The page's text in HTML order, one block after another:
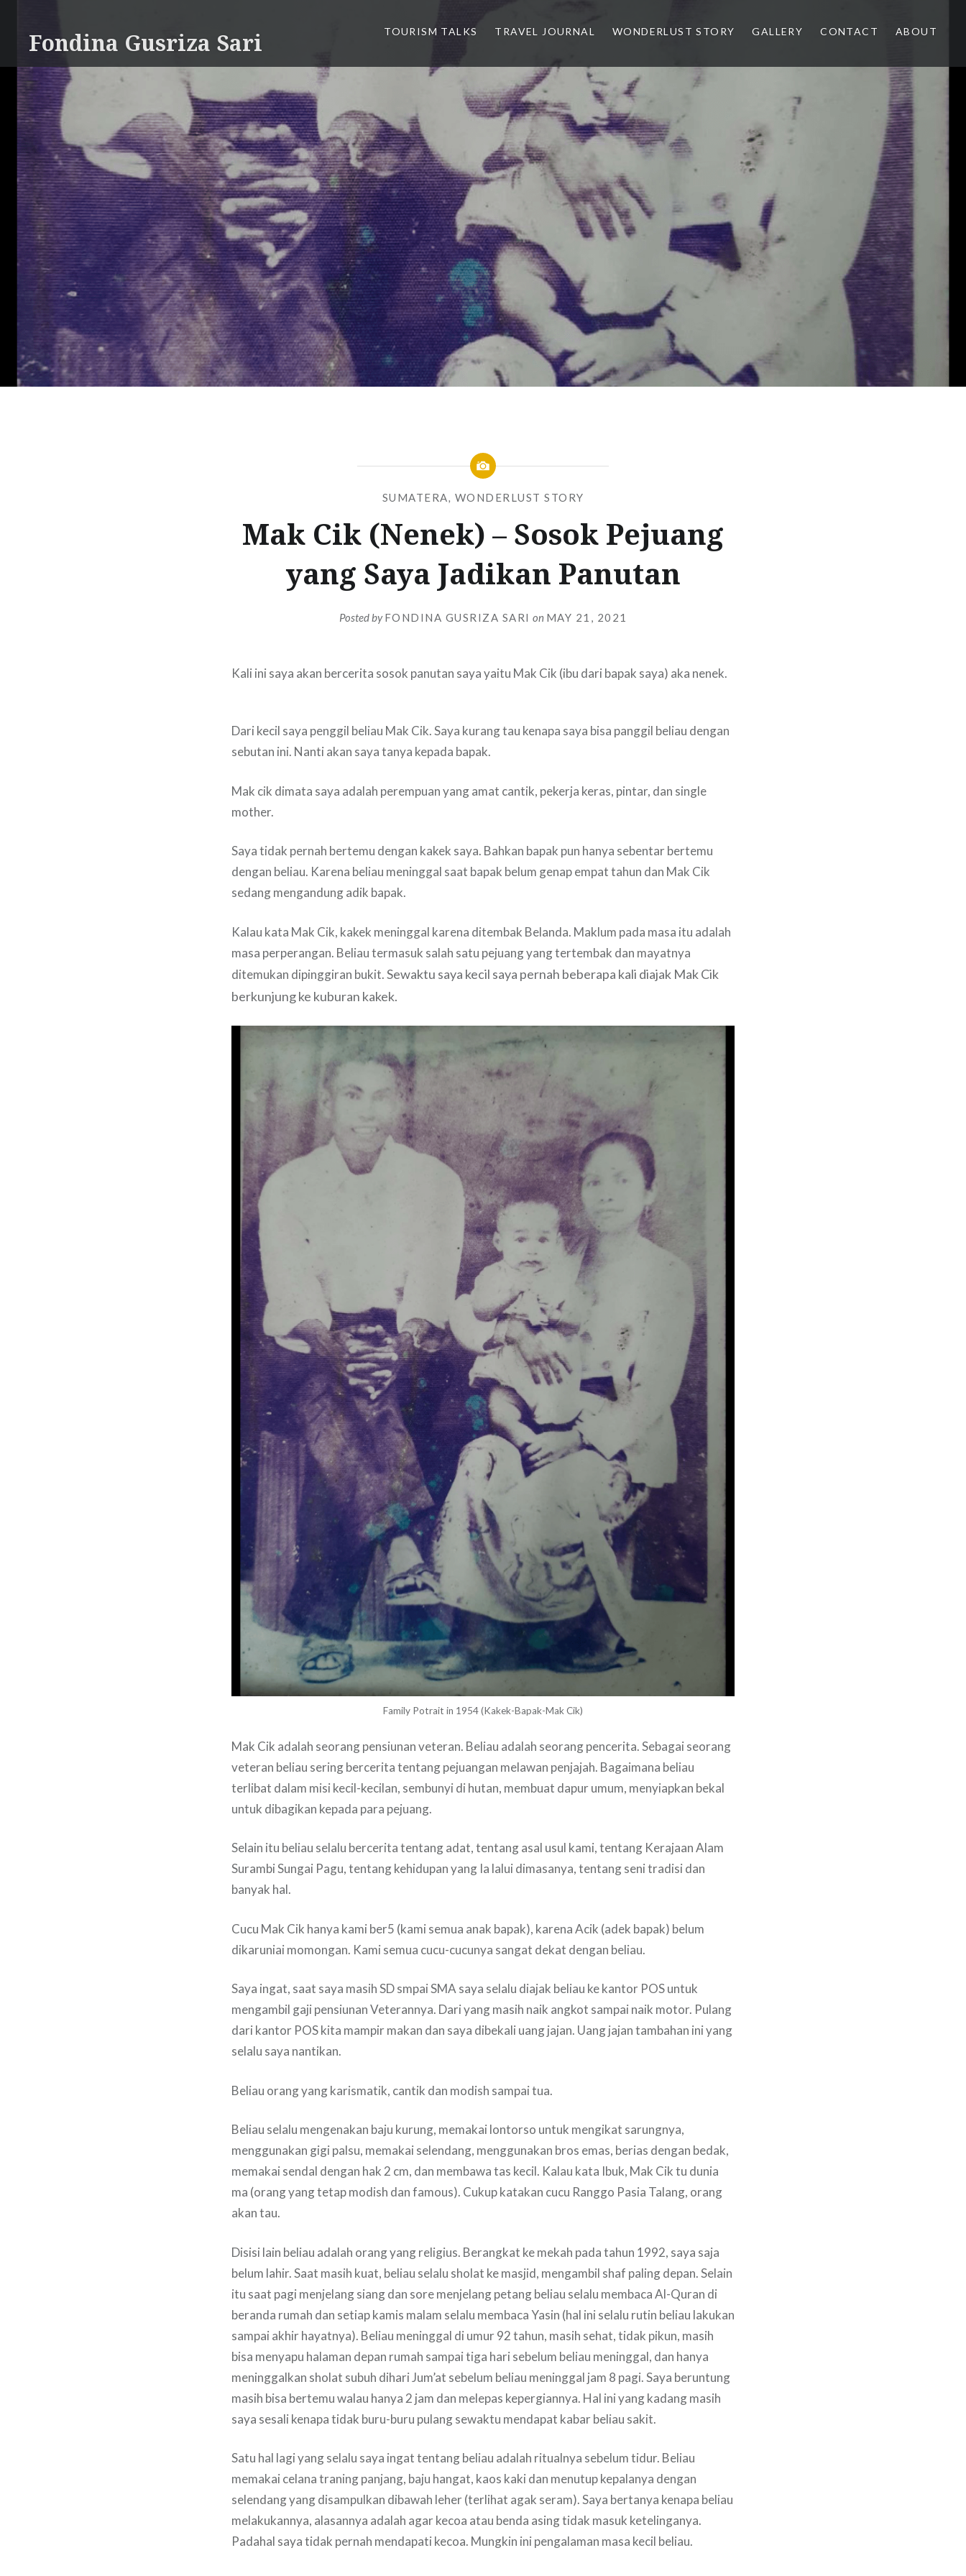
contentFondina Gusriza Sari TOURISM TALKS TRAVEL JOURNAL WONDERLUST STORY GALLERY CONTACT ABOUT
SUMATERA WONDERLUST STORY
Mak Cik (Nenek) – Sosok Pejuang
yang Saya Jadikan Panutan
Posted byFONDINA GUSRIZA SARI on MAY 21, 2021
Kali ini saya akan bercerita sosok panutan saya yaitu Mak Cik (ibu dari bapak saya) aka nenek.
Dari kecil saya penggil beliau Mak Cik. Saya kurang tau kenapa saya bisa panggil beliau dengan
sebutan ini. Nanti akan saya tanya kepada bapak.
Mak cik dimata saya adalah perempuan yang amat cantik, pekerja keras, pintar, dan single
mother.
Saya tidak pernah bertemu dengan kakek saya. Bahkan bapak pun hanya sebentar bertemu
dengan beliau. Karena beliau meninggal saat bapak belum genap empat tahun dan Mak Cik
sedang mengandung adik bapak.
Kalau kata Mak Cik, kakek meninggal karena ditembak Belanda. Maklum pada masa itu adalah
masa perperangan. Beliau termasuk salah satu pejuang yang tertembak dan mayatnya
ditemukan dipinggiran bukit.Sewaktu saya kecil saya pernah beberapa kali diajak Mak Cik
berkunjung ke kuburan kakek.
Family Potrait in 1954 (Kakek-Bapak-Mak Cik)
Mak Cik adalah seorang pensiunan veteran. Beliau adalah seorang pencerita. Sebagai seorang
veteran beliau sering bercerita tentang pejuangan melawan penjajah. Bagaimana beliau
terlibat dalam misi kecil-kecilan, sembunyi di hutan, membuat dapur umum, menyiapkan bekal
untuk dibagikan kepada para pejuang.
Selain itu beliau selalu bercerita tentang adat, tentang asal usul kami, tentang Kerajaan Alam
Surambi Sungai Pagu, tentang kehidupan yang Ia lalui dimasanya, tentang seni tradisi dan
banyak hal.
Cucu Mak Cik hanya kami ber5 (kami semua anak bapak), karena Acik (adek bapak) belum
dikaruniai momongan. Kami semua cucu-cucunya sangat dekat dengan beliau.
Saya ingat, saat saya masih SD smpai SMA saya selalu diajak beliau ke kantor POS untuk
mengambil gaji pensiunan Veterannya. Dari yang masih naik angkot sampai naik motor. Pulang
dari kantor POS kita mampir makan dan saya dibekali uang jajan. Uang jajan tambahan ini yang
selalu saya nantikan.
Beliau orang yang karismatik, cantik dan modish sampai tua.
Beliau selalu mengenakan baju kurung, memakai lontorso untuk mengikat sarungnya,
menggunakan gigi palsu, memakai selendang, menggunakan bros emas, berias dengan bedak,
memakai sendal dengan hak 2 cm, dan membawa tas kecil. Kalau kata Ibuk, Mak Cik tu dunia
ma (orang yang tetap modish dan famous). Cukup katakan cucu Ranggo Pasia Talang, orang
akan tau.
Disisi lain beliau adalah orang yang religius. Berangkat ke mekah pada tahun 1992, saya saja
belum lahir. Saat masih kuat, beliau selalu sholat ke masjid, mengambil shaf paling depan. Selain
itu saat pagi menjelang siang dan sore menjelang petang beliau selalu membaca Al-Quran di
beranda rumah dan setiap kamis malam selalu membaca Yasin (hal ini selalu rutin beliau lakukan
sampai akhir hayatnya). Beliau meninggal di umur 92 tahun, masih sehat, tidak pikun, masih
bisa menyapu halaman depan rumah sampai tiga hari sebelum beliau meninggal, dan hanya
meninggalkan sholat subuh dihari Jum’at sebelum beliau meninggal jam 8 pagi. Saya beruntung
masih bisa bertemu walau hanya 2 jam dan melepas kepergiannya. Hal ini yang kadang masih
saya sesali kenapa tidak buru-buru pulang sewaktu mendapat kabar beliau sakit.
Satu hal lagi yang selalu saya ingat tentang beliau adalah ritualnya sebelum tidur. Beliau
memakai celana traning panjang, baju hangat, kaos kaki dan menutup kepalanya dengan
selendang yang disampulkan dibawah leher (terlihat agak seram). Saya bertanya kenapa beliau
melakukannya, alasannya adalah agar kecoa atau benda asing tidak masuk ketelinganya.
Padahal saya tidak pernah mendapati kecoa. Mungkin ini pengalaman masa kecil beliau.